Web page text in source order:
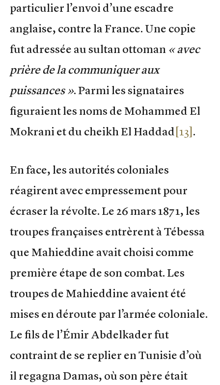
particulier l’envoi d’une escadre
anglaise, contre la France. Une copie
fut adressée au sultan ottoman « avec
prière de la communiquer aux
puissances ». Parmi les signataires
figuraient les noms de Mohammed El
Mokrani et du cheikh El Haddad [13].
En face, les autorités coloniales
réagirent avec empressement pour
écraser la révolte. Le 26 mars 1871, les
troupes françaises entrèrent à Tébessa
que Mahieddine avait choisi comme
première étape de son combat. Les
troupes de Mahieddine avaient été
mises en déroute par l’armée coloniale.
Le fils de l’Émir Abdelkader fut
contraint de se replier en Tunisie d’où
il regagna Damas, où son père était